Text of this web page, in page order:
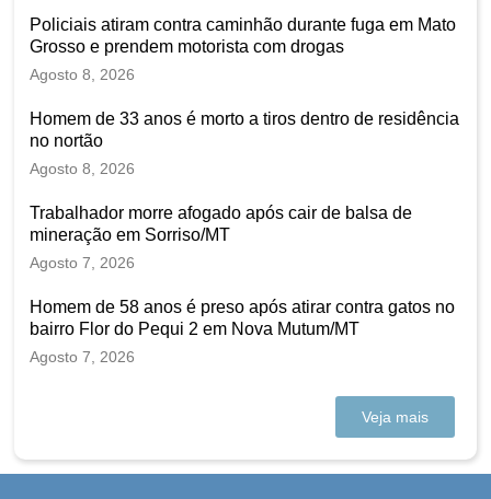
Policiais atiram contra caminhão durante fuga em Mato
Grosso e prendem motorista com drogas
Agosto 8, 2026
Homem de 33 anos é morto a tiros dentro de residência
no nortão
Agosto 8, 2026
Trabalhador morre afogado após cair de balsa de
mineração em Sorriso/MT
Agosto 7, 2026
Homem de 58 anos é preso após atirar contra gatos no
bairro Flor do Pequi 2 em Nova Mutum/MT
Agosto 7, 2026
Veja mais